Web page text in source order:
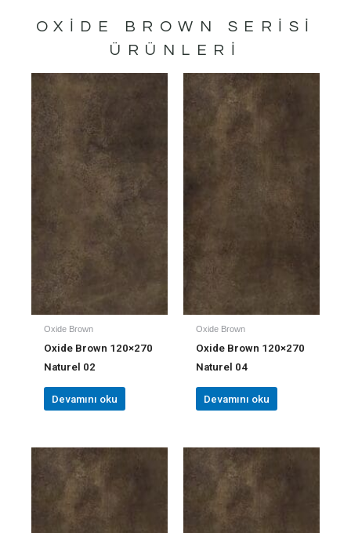
OXIDE BROWN
SERISI
ÜRÜNLERI
Oxide Brown
Oxide Brown 120×270
Naturel 02
Devamını oku
Oxide Brown
Oxide Brown 120×270
Naturel 04
Devamını oku